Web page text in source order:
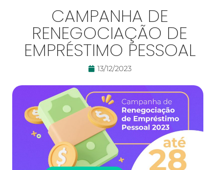
CAMPANHA DE
RENEGOCIAÇÃO DE
EMPRÉSTIMO PESSOAL
13/12/2023